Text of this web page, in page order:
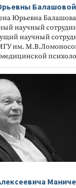
Балашовой
Юрьевна
научный
научный
им.
медицинской